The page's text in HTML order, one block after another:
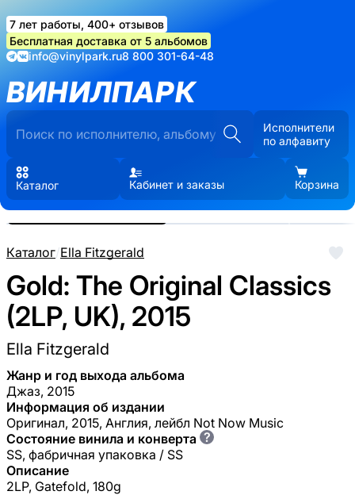
7 лет работы, 400+ отзывов
Бесплатная доставка от 5 альбомов
info@vinylpark.ru8 800 301-64-48
ВИНИЛПАРК
Исполнители
по алфавиту
Каталог Кабинет и заказы Корзина
Каталог/Ella Fitzgerald
Gold: The Original Classics
(2LP, UK), 2015
Ella Fitzgerald
Жанр и год выхода альбома
Джаз, 2015
Информация об издании
Оригинал, 2015, Англия, лейбл Not Now Music
Состояние винила и конверта ?
SS, фабричная упаковка / SS
Описание
2LP, Gatefold, 180g
Реальные фото пластинки.
Нажмите, чтобы увеличить